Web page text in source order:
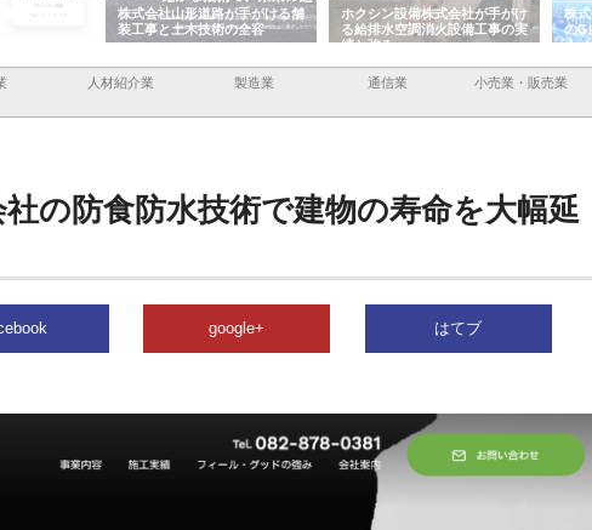
業内容と強
株式会社山形道路が手がける舗
装工事と土木技術の全容
ホクシン設備株式会社が手がけ
る給排水空調消火設備工事の実
績と強み
株
の
入
人材紹介業 製造業 通信業 小売業・販売業
の防食防水技術で建物の寿命を大幅延
google+ はてブ